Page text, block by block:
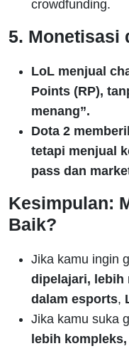
crowdfunding.
5. Monetisasi
LoL menjual
Points (RP),
menang”.
Dota 2
tetapi menjual
pass dan
Kesimpulan:
Baik?
Jika kamu ingin
dipelajari, lebih
dalam esports,
Jika kamu suka
lebih